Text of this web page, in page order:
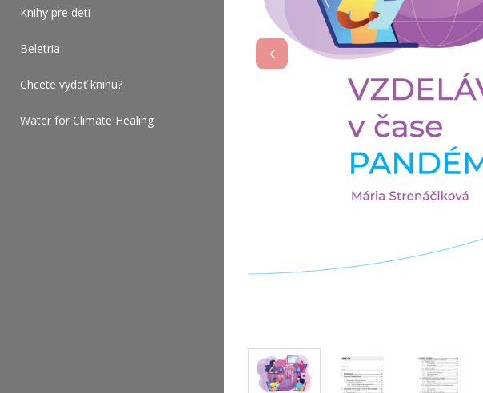
Knihy pre deti
Beletria
Chcete vydať knihu?
Water for Climate Healing